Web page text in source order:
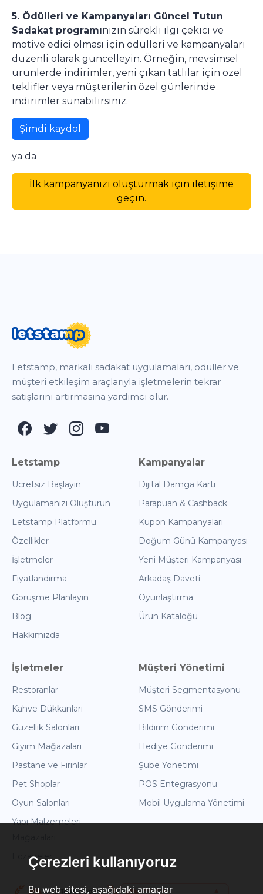
Çerezleri kullanıyoruz
Bu web sitesi, aşağıdaki amaçlar
5. Ödülleri ve Kampanyaları Güncel Tutun
Sadakat programınızın sürekli ilgi çekici ve
motive edici olması için ödülleri ve kampanyaları
düzenli olarak güncelleyin. Örneğin, mevsimsel
ürünlerde indirimler, yeni çıkan tatlılar için özel
teklifler veya müşterilerin özel günlerinde
indirimler sunabilirsiniz.
Şimdi kaydol
ya da
İlk kampanyanızı oluşturmak için iletişime
geçin.
Letstamp, markalı sadakat uygulamaları, ödüller ve
müşteri etkileşim araçlarıyla işletmelerin tekrar
satışlarını artırmasına yardımcı olur.
Letstamp
Ücretsiz Başlayın
Uygulamanızı Oluşturun
Letstamp Platformu
Özellikler
İşletmeler
Fiyatlandırma
Görüşme Planlayın
Blog
Hakkımızda
Kampanyalar
Dijital Damga Kartı
Parapuan & Cashback
Kupon Kampanyaları
Doğum Günü Kampanyası
Yeni Müşteri Kampanyası
Arkadaş Daveti
Oyunlaştırma
Ürün Kataloğu
İşletmeler
Restoranlar
Kahve Dükkanları
Güzellik Salonları
Giyim Mağazaları
Pastane ve Fırınlar
Pet Shoplar
Oyun Salonları
Yapı Malzemeleri
Eczaneler
Müşteri Yönetimi
Müşteri Segmentasyonu
SMS Gönderimi
Bildirim Gönderimi
Hediye Gönderimi
Şube Yönetimi
POS Entegrasyonu
Mobil Uygulama Yönetimi